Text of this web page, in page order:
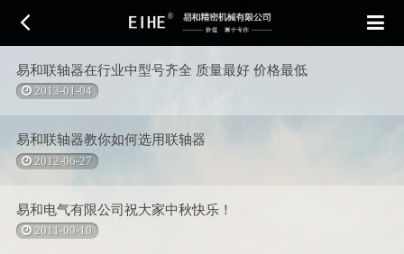
产品中心
关于我们 销售网络
易和联轴器在行业中型号齐全 质量最好 价格最低
2013-01-04
易和联轴器教你如何选用联轴器
2012-06-27
易和电气有限公司祝大家中秋快乐！
2011-09-10